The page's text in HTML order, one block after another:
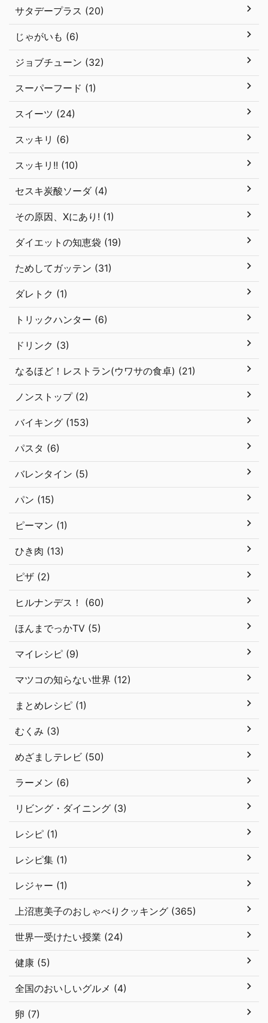
サタデープラス (20)
じゃがいも (6)
ジョブチューン (32)
スーパーフード (1)
スイーツ (24)
スッキリ (6)
スッキリ!! (10)
セスキ炭酸ソーダ (4)
その原因、Xにあり! (1)
ダイエットの知恵袋 (19)
ためしてガッテン (31)
ダレトク (1)
トリックハンター (6)
ドリンク (3)
なるほど！レストラン(ウワサの食卓) (21)
ノンストップ (2)
バイキング (153)
パスタ (6)
バレンタイン (5)
パン (15)
ピーマン (1)
ひき肉 (13)
ピザ (2)
ヒルナンデス！ (60)
ほんまでっかTV (5)
マイレシピ (9)
マツコの知らない世界 (12)
まとめレシピ (1)
むくみ (3)
めざましテレビ (50)
ラーメン (6)
リビング・ダイニング (3)
レシピ (1)
レシピ集 (1)
レジャー (1)
上沼恵美子のおしゃべりクッキング (365)
世界一受けたい授業 (24)
健康 (5)
全国のおいしいグルメ (4)
卵 (7)